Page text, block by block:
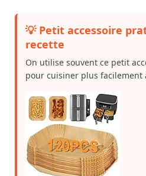
💡 Petit accessoire
recette
On utilise souvent ce petit
pour cuisiner plus facilement